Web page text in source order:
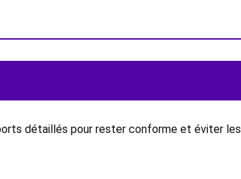
détaillés pour rester conforme et éviter les